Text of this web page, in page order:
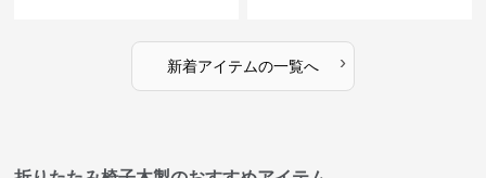
新着アイテムの一覧へ ›